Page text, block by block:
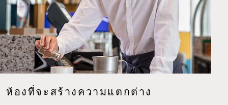
ห้องที่จะสร้างความแตกต่าง